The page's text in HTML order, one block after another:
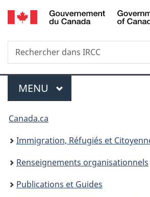
Passer
au
Passer
à
du
Passer
à
Recherche
Rechercher
dans
Menu
MENU PRINCIPAL
Vous
êtes
ici :
Canada.ca
Immigration, Réfugiés et
Renseignements organisationnels
Publications et Guides